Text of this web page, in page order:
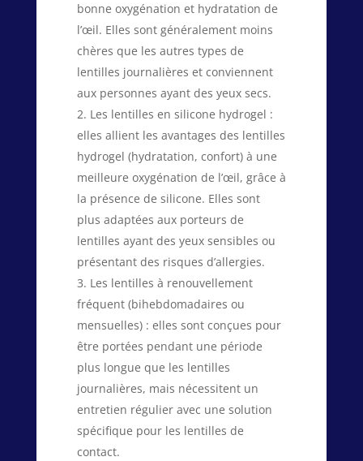
bonne oxygénation et hydratation de
l’œil. Elles sont généralement moins
chères que les autres types de
lentilles journalières et conviennent
aux personnes ayant des yeux secs.
Les lentilles en silicone hydrogel :
elles allient les avantages des lentilles
hydrogel (hydratation, confort) à une
meilleure oxygénation de l’œil, grâce à
la présence de silicone. Elles sont
plus adaptées aux porteurs de
lentilles ayant des yeux sensibles ou
présentant des risques d’allergies.
Les lentilles à renouvellement
fréquent (bihebdomadaires ou
mensuelles) : elles sont conçues pour
être portées pendant une période
plus longue que les lentilles
journalières, mais nécessitent un
entretien régulier avec une solution
spécifique pour les lentilles de
contact.